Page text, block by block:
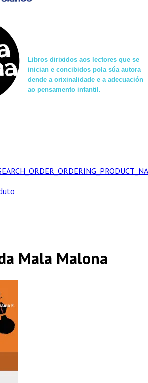
Libros dirixidos aos lectores que se
inician e concibidos pola súa autora
dende a orixinalidade e a adecuación
ao pensamento infantil.
Mala Malona